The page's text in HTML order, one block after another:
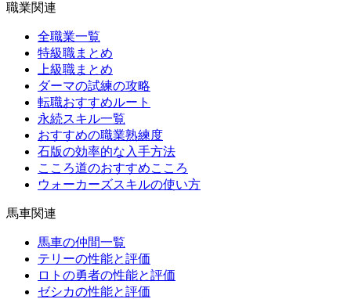
職業関連
全職業一覧
特級職まとめ
上級職まとめ
ダーマの試練の攻略
転職おすすめルート
永続スキル一覧
おすすめの職業熟練度
石版の効率的な入手方法
こころ道のおすすめこころ
ウォーカーズスキルの使い方
馬車関連
馬車の仲間一覧
テリーの性能と評価
ロトの勇者の性能と評価
ゼシカの性能と評価